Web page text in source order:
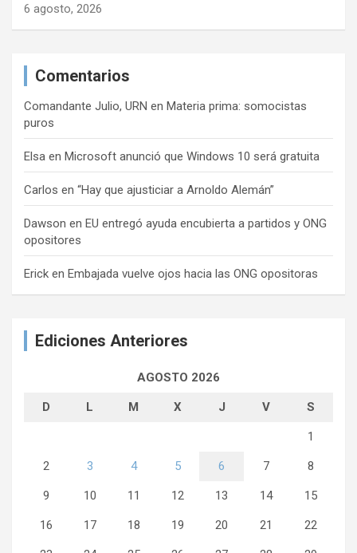
6 agosto, 2026
Comentarios
Comandante Julio, URN en Materia prima: somocistas
puros
Elsa en Microsoft anunció que Windows 10 será gratuita
Carlos en “Hay que ajusticiar a Arnoldo Alemán”
Dawson en EU entregó ayuda encubierta a partidos y ONG
opositores
Erick en Embajada vuelve ojos hacia las ONG opositoras
Ediciones Anteriores
AGOSTO 2026
D L M X J V S
1
2 3 4 5 6 7 8
9 10 11 12 13 14 15
16 17 18 19 20 21 22